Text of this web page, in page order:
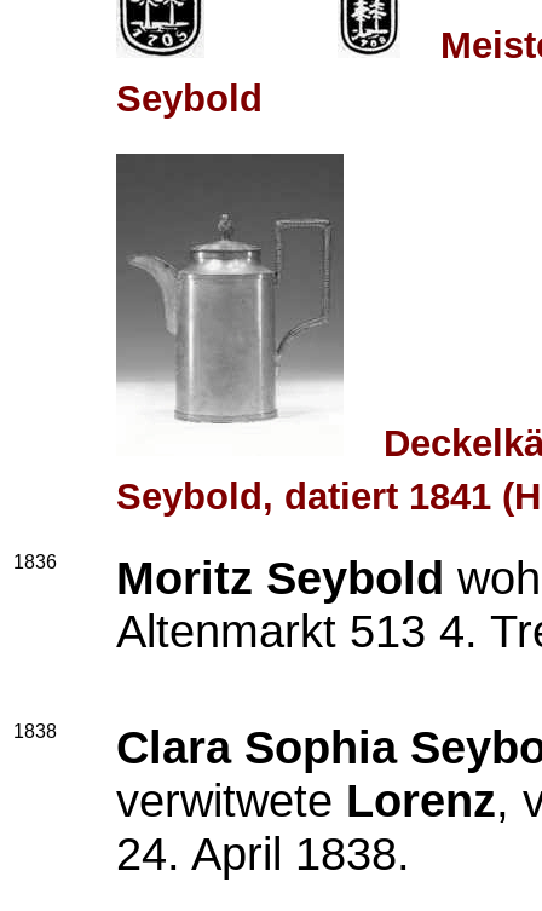
Seybold
Seybold, datiert 1841
1836 Moritz Seybold
Altenmarkt 513 4.
1838
Clara Sophia
verwitwete Lorenz,
24. April 1838.